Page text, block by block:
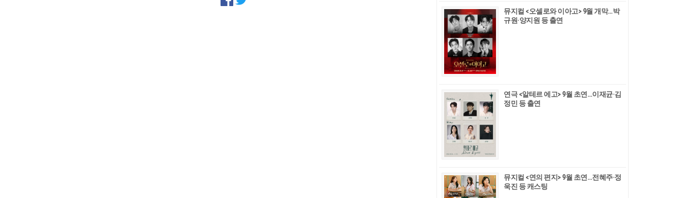
뮤지컬 <오셀로와 이아고> 9월 개막…박
규원·양지원 등 출연
연극 <알테르 에고> 9월 초연…이재균·김
정민 등 출연
뮤지컬 <연의 편지> 9월 초연…전혜주·정
욱진 등 캐스팅